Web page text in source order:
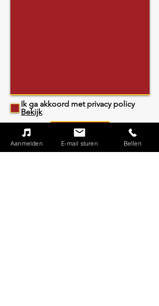
Ik ga akkoord met privacy policy
Bekijk
Versturen!
Aanmelden E-mail sturen Bellen